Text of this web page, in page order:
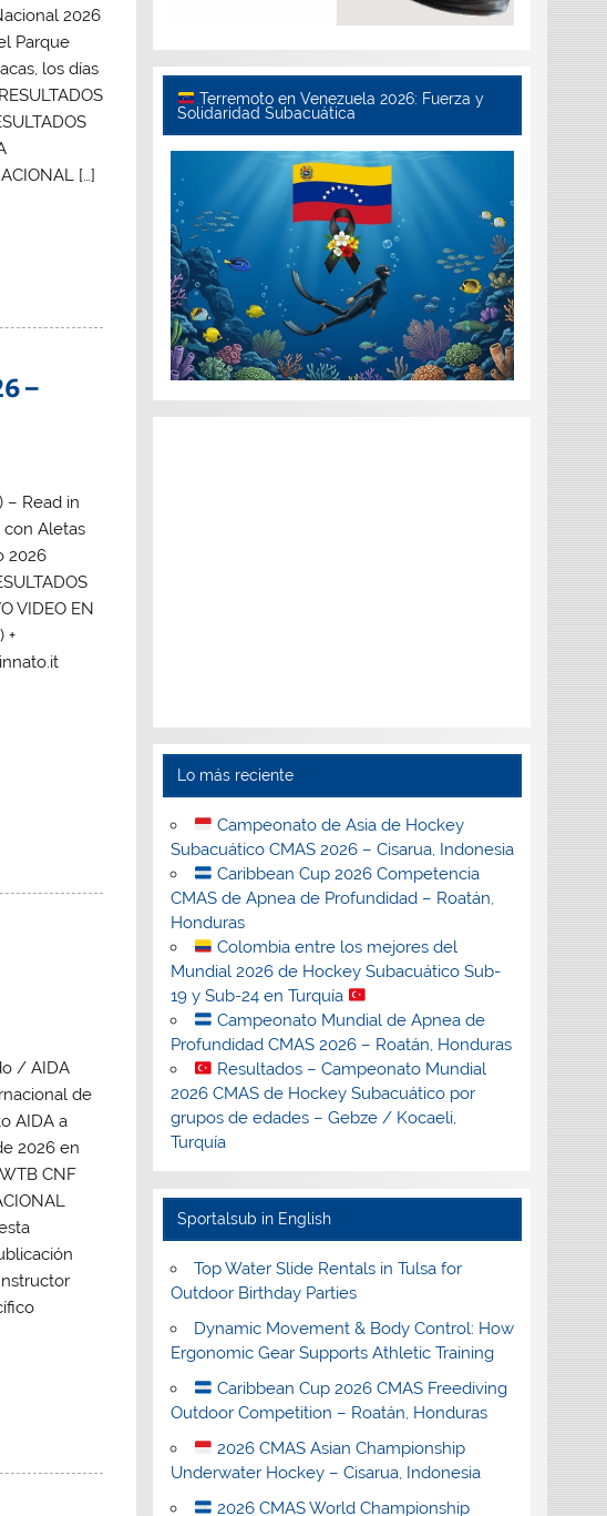
2026
Parque
los días
[…]
–
– Read in
con Aletas
2026
VIDEO EN
+
/ AIDA
de
AIDA a
2026 en
CNF
Terremoto en Venezuela 2026: Fuerza y
Solidaridad Subacuática
Lo más reciente
Campeonato de Asia de Hockey
Subacuático CMAS 2026 – Cisarua, Indonesia
Caribbean Cup 2026 Competencia
CMAS de Apnea de Profundidad – Roatán,
Honduras
Colombia entre los mejores del
Mundial 2026 de Hockey Subacuático Sub-
19 y Sub-24 en Turquía
Campeonato Mundial de Apnea de
Profundidad CMAS 2026 – Roatán, Honduras
Resultados – Campeonato Mundial
2026 CMAS de Hockey Subacuático por
grupos de edades – Gebze / Kocaeli,
Turquía
Sportalsub in English
Top Water Slide Rentals in Tulsa for
Outdoor Birthday Parties
Dynamic Movement & Body Control: How
Ergonomic Gear Supports Athletic Training
Caribbean Cup 2026 CMAS Freediving
Outdoor Competition – Roatán, Honduras
2026 CMAS Asian Championship
Underwater Hockey – Cisarua, Indonesia
2026 CMAS World Championship